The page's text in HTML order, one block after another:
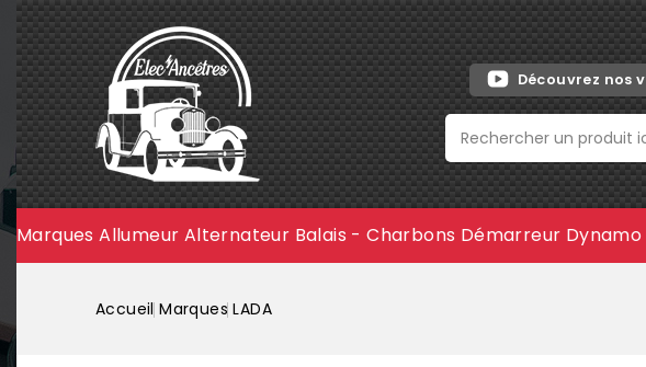
Découvrez nos
Marques Allumeur Alternateur Balais - Charbons Démarreur Dynamo
Accueil Marques LADA